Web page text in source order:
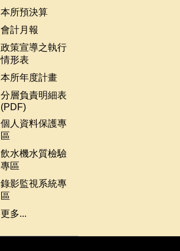
本所預決算
會計月報
政策宣導之執行
情形表
本所年度計畫
分層負責明細表
(PDF)
個人資料保護專
區
飲水機水質檢驗
專區
錄影監視系統專
區
更多...